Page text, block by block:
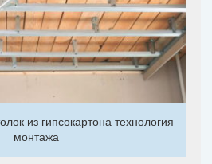
из гипсокартона технология
монтажа